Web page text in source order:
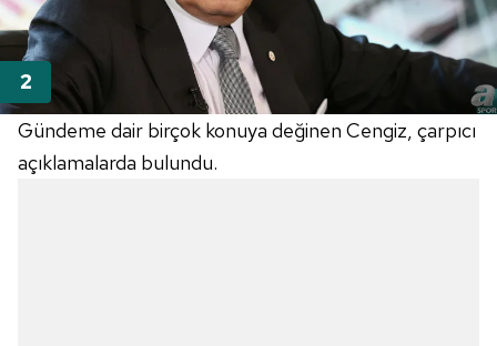
Gündeme dair birçok konuya değinen Cengiz, çarpıcı
açıklamalarda bulundu.